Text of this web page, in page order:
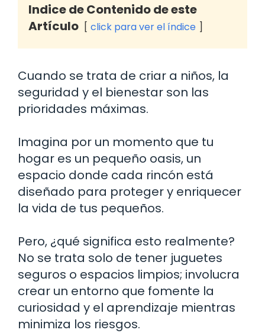
Indice de Contenido de este
Artículo
click para ver el índice
Cuando se trata de criar a niños, la
seguridad y el bienestar son las
prioridades máximas.
Imagina por un momento que tu
hogar es un pequeño oasis, un
espacio donde cada rincón está
diseñado para proteger y enriquecer
la vida de tus pequeños.
Pero, ¿qué significa esto realmente?
No se trata solo de tener juguetes
seguros o espacios limpios; involucra
crear un entorno que fomente la
curiosidad y el aprendizaje mientras
minimiza los riesgos.